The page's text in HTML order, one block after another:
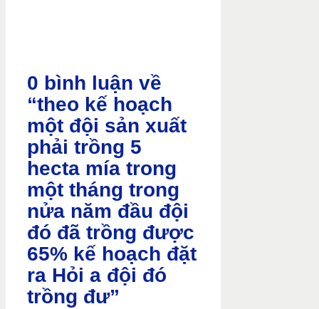
0 bình luận về
“theo kế hoạch
một đội sản xuất
phải trồng 5
hecta mía trong
một tháng trong
nửa năm đầu đội
đó đã trồng được
65% kế hoạch đặt
ra Hỏi a đội đó
trồng đư”